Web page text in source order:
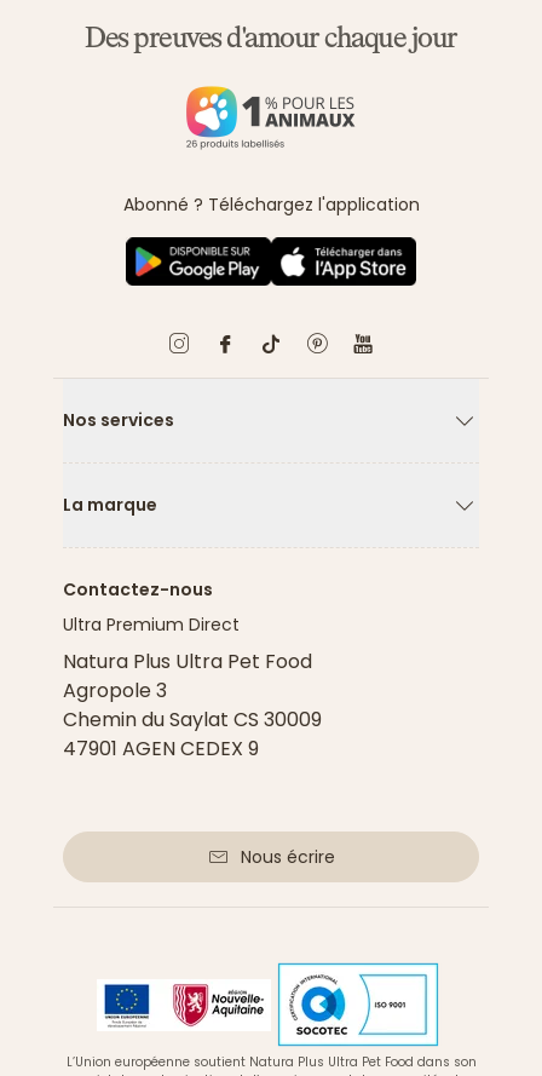
Des preuves d'amour chaque jour
Abonné ? Téléchargez l'application
Nos services
La marque
Contactez-nous
Ultra Premium Direct
Natura Plus Ultra Pet Food
Agropole 3
Chemin du Saylat CS 30009
47901 AGEN CEDEX 9
Nous écrire
L’Union européenne soutient Natura Plus Ultra Pet Food dans son